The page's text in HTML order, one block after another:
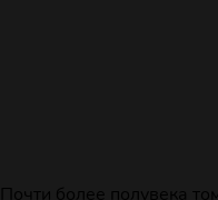
Почти более полувека